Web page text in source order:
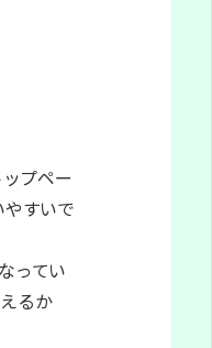
プペー
すいで
ってい
るか